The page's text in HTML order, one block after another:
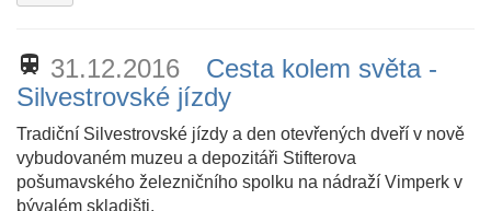
train 31.12.2016
Cesta kolem světa -
Silvestrovské jízdy
Tradiční Silvestrovské jízdy a den otevřených dveří v nově
vybudovaném muzeu a depozitáři Stifterova
pošumavského železničního spolku na nádraží Vimperk v
bývalém skladišti.